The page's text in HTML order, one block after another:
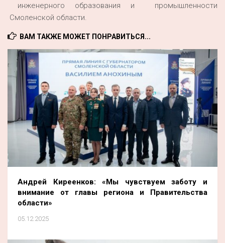
инженерного образования и промышленности
Смоленской области.
ВАМ ТАКЖЕ МОЖЕТ ПОНРАВИТЬСЯ...
Андрей Киреенков: «Мы чувствуем заботу и
внимание от главы региона и Правительства
области»
05.12.2025